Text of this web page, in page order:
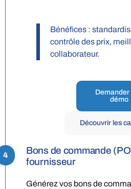
Bénéfices :
contrôle des prix,
collaborateur.
Demander
démo
Découvrir les
Bons de commande
fournisseur
4
Générez vos bons de